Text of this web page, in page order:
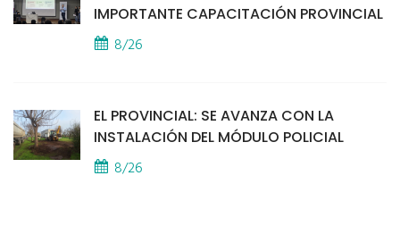
IMPORTANTE CAPACITACIÓN PROVINCIAL
8/26
EL PROVINCIAL: SE AVANZA CON LA
INSTALACIÓN DEL MÓDULO POLICIAL
8/26